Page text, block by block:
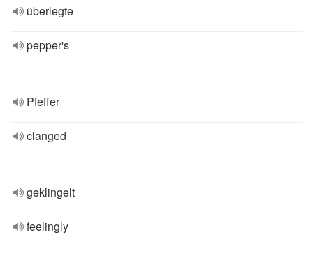
überlegte
pepper's
Pfeffer
clanged
geklingelt
feelingly